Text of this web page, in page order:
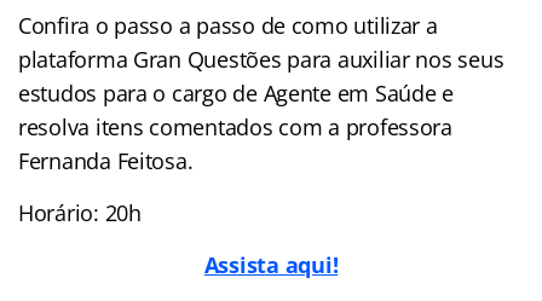
Confira o passo a passo de como utilizar a
plataforma Gran Questões para auxiliar nos seus
estudos para o cargo de Agente em Saúde e
resolva itens comentados com a professora
Fernanda Feitosa.
Horário: 20h
Assista aqui!